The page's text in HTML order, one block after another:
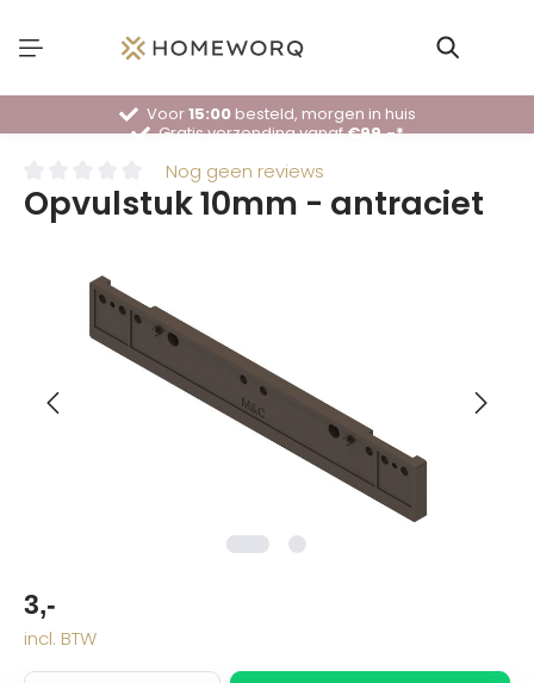
Voor15:00besteld, morgen in huis
Gratis verzending vanaf€99,-*
Nog geen reviews
Opvulstuk 10mm - antraciet
3,-
incl. BTW